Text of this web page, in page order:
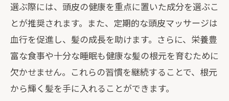
ROOMの最新髪質改善で根元から輝く髪を手
に入れる方法
根元への最新アプローチでつややかな髪
を実現
ROOMの髪質改善で得られる根元からの
選ぶ際には、頭皮の健康を重点に置いた成分を選ぶこ
とが推奨されます。また、定期的な頭皮マッサージは
血行を促進し、髪の成長を助けます。さらに、栄養豊
富な食事や十分な睡眠も健康な髪の根元を育むために
欠かせません。これらの習慣を継続することで、根元
から輝く髪を手に入れることができます。